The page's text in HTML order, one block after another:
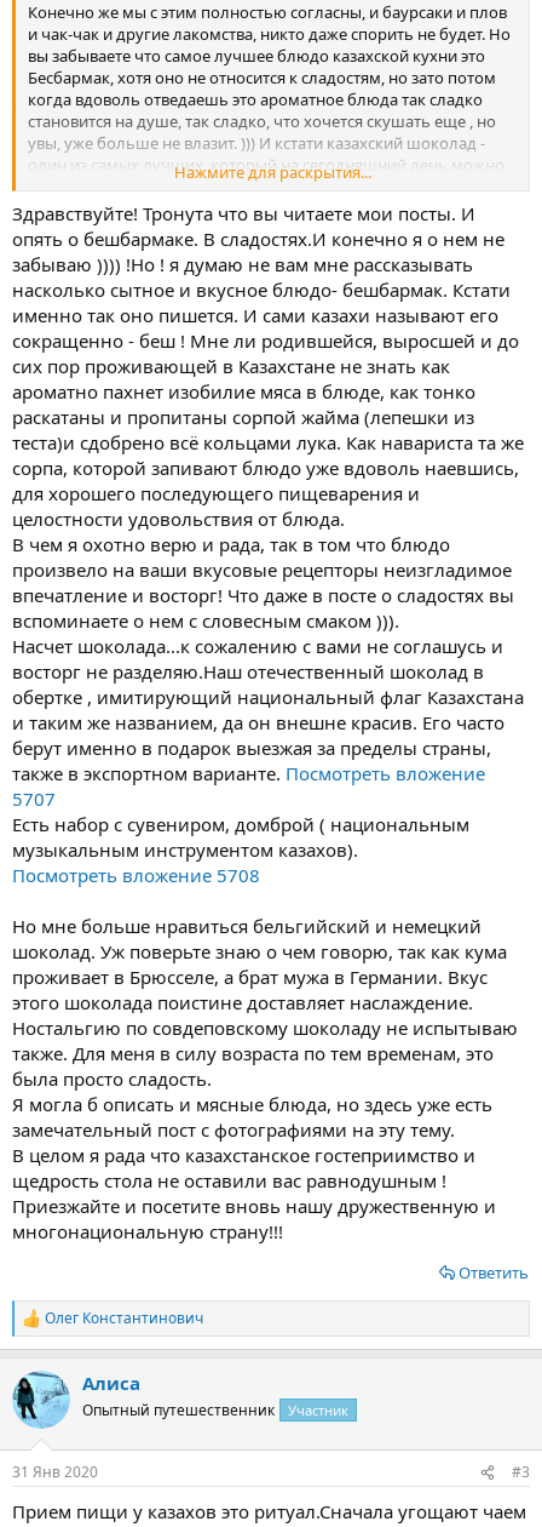
Конечно же мы с этим полностью согласны, и баурсаки и плов
и чак-чак и другие лакомства, никто даже спорить не будет. Но
вы забываете что самое лучшее блюдо казахской кухни это
Бесбармак, хотя оно не относится к сладостям, но зато потом
когда вдоволь отведаешь это ароматное блюда так сладко
становится на душе, так сладко, что хочется скушать еще , но
увы, уже больше не влазит. ))) И кстати казахский шоколад -
один из самых лучших, который на сегодняшний день можно
еще купить и попробовать, сразу вспомнится забытый вкус
совдеповского настоящего шоколада, а не этих нынешних
подделок.
Нажмите для раскрытия...
Здравствуйте! Тронута что вы читаете мои посты. И
опять о бешбармаке. В сладостях.И конечно я о нем не
забываю )))) !Но ! я думаю не вам мне рассказывать
насколько сытное и вкусное блюдо- бешбармак. Кстати
именно так оно пишется. И сами казахи называют его
сокращенно - беш ! Мне ли родившейся, выросшей и до
сих пор проживающей в Казахстане не знать как
ароматно пахнет изобилие мяса в блюде, как тонко
раскатаны и пропитаны сорпой жайма (лепешки из
теста)и сдобрено всё кольцами лука. Как навариста та же
сорпа, которой запивают блюдо уже вдоволь наевшись,
для хорошего последующего пищеварения и
целостности удовольствия от блюда.
В чем я охотно верю и рада, так в том что блюдо
произвело на ваши вкусовые рецепторы неизгладимое
впечатление и восторг! Что даже в посте о сладостях вы
вспоминаете о нем с словесным смаком ))).
Насчет шоколада...к сожалению с вами не соглашусь и
восторг не разделяю.Наш отечественный шоколад в
обертке , имитирующий национальный флаг Казахстана
и таким же названием, да он внешне красив. Его часто
берут именно в подарок выезжая за пределы страны,
также в экспортном варианте. Посмотреть вложение
5707
Есть набор с сувениром, домброй ( национальным
музыкальным инструментом казахов).
Посмотреть вложение 5708
Но мне больше нравиться бельгийский и немецкий
шоколад. Уж поверьте знаю о чем говорю, так как кума
проживает в Брюсселе, а брат мужа в Германии. Вкус
этого шоколада поистине доставляет наслаждение.
Ностальгию по совдеповскому шоколаду не испытываю
также. Для меня в силу возраста по тем временам, это
была просто сладость.
Я могла б описать и мясные блюда, но здесь уже есть
замечательный пост с фотографиями на эту тему.
В целом я рада что казахстанское гостеприимство и
щедрость стола не оставили вас равнодушным !
Приезжайте и посетите вновь нашу дружественную и
многонациональную страну!!!
Ответить
Р
е
к
ц
и
Олег Константинович
Алиса
Опытный путешественник Участник
31 Янв 2020 #3
Прием пищи у казахов это ритуал.Сначала угощают чаем